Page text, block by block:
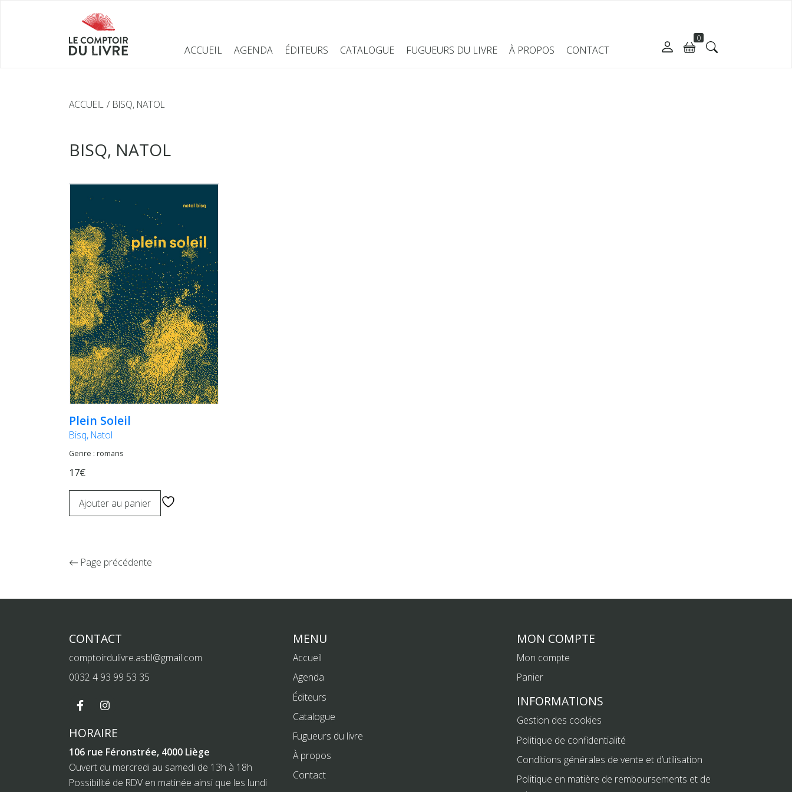
ACCUEIL AGENDA ÉDITEURS CATALOGUE FUGUEURS DU LIVRE À PROPOS CONTACT
0
ACCUEIL BISQ, NATOL
BISQ, NATOL
Plein Soleil
Bisq, Natol
Genre : romans
17€
Ajouter au panier
Page précédente
CONTACT
comptoirdulivre.asbl@gmail.com
0032 4 93 99 53 35
HORAIRE
106 rue Féronstrée, 4000 Liège
Ouvert du mercredi au samedi de 13h à 18h
Possibilité de RDV en matinée ainsi que les lundi
MENU
Accueil
Agenda
Éditeurs
Catalogue
Fugueurs du livre
À propos
Contact
MON COMPTE
Mon compte
Panier
INFORMATIONS
Gestion des cookies
Politique de confidentialité
Conditions générales de vente et d’utilisation
Politique en matière de remboursements et de